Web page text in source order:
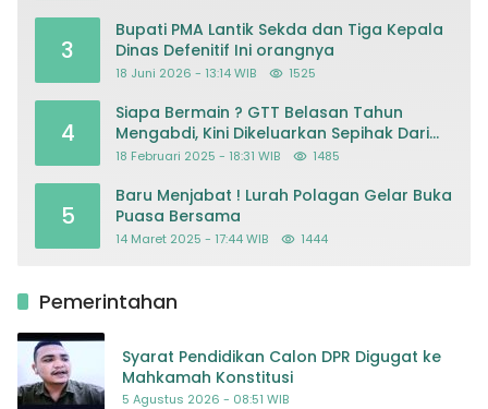
3
Bupati PMA Lantik Sekda dan Tiga Kepala
Dinas Defenitif Ini orangnya
18 Juni 2026 - 13:14 WIB 1525
4
Siapa Bermain ? GTT Belasan Tahun
Mengabdi, Kini Dikeluarkan Sepihak Dari
Dapodik
18 Februari 2025 - 18:31 WIB 1485
5
Baru Menjabat ! Lurah Polagan Gelar Buka
Puasa Bersama
14 Maret 2025 - 17:44 WIB 1444
Pemerintahan
Syarat Pendidikan Calon DPR Digugat ke
Mahkamah Konstitusi
5 Agustus 2026 - 08:51 WIB